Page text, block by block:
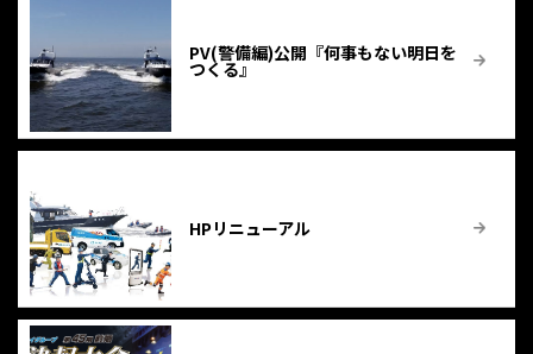
PV(警備編)公開『何事もない明日を
つくる』
HPリニューアル